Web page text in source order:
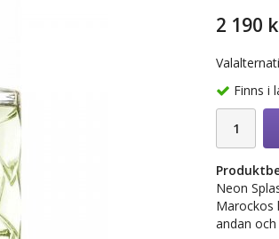
2 190
Finns i
Neon
Marockos
andan och